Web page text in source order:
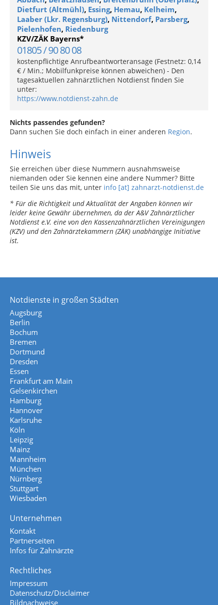
Dietfurt (Altmühl), Essing, Hemau, Kelheim,
Laaber (Lkr. Regensburg), Nittendorf, Parsberg,
Pielenhofen, Riedenburg
KZV/ZÄK Bayerns*
01805 / 90 80 08
kostenpflichtige Anrufbeantworteransage (Festnetz: 0,14
€ / Min.; Mobilfunkpreise können abweichen) - Den
tagesaktuellen zahnärztlichen Notdienst finden Sie
unter:
https://www.notdienst-zahn.de
Nichts passendes gefunden?
Dann suchen Sie doch einfach in einer anderen Region.
Hinweis
Sie erreichen über diese Nummern ausnahmsweise
niemanden oder Sie kennen eine andere Nummer? Bitte
teilen Sie uns das mit, unter info [at] zahnarzt-notdienst.de
* Für die Richtigkeit und Aktualität der Angaben können wir
leider keine Gewähr übernehmen, da der A&V Zahnärztlicher
Notdienst e.V. eine von den Kassenzahnärztlichen Vereinigungen
(KZV) und den Zahnärztekammern (ZÄK) unabhängige Initiative
ist.
Notdienste in großen Städten
Augsburg
Berlin
Bochum
Bremen
Dortmund
Dresden
Essen
Frankfurt am Main
Gelsenkirchen
Hamburg
Hannover
Karlsruhe
Köln
Leipzig
Mainz
Mannheim
München
Nürnberg
Stuttgart
Wiesbaden
Unternehmen
Kontakt
Partnerseiten
Infos für Zahnärzte
Rechtliches
Impressum
Datenschutz/Disclaimer
Bildnachweise